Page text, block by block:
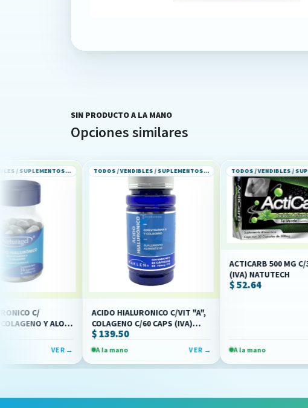
SIN PRODUCTO A LA MANO
Opciones similares
TODOS / VENDIBLES / SUPLEMENTOS ALIMENTICIOS
ALOE
TODOS / VENDIBLES / SUPLEMENTOS ALIMENTICIOS
ACIDO HIALURONICO C/VIT "A",
COLAGENO C/60 CAPS (IVA)
A la mano
TODOS / VENDIBLES / SUPLEMENTOS ALIMENTICIOS
ACTICARB 500 MG C/30 CAP
(IVA) NATUTECH
A la mano